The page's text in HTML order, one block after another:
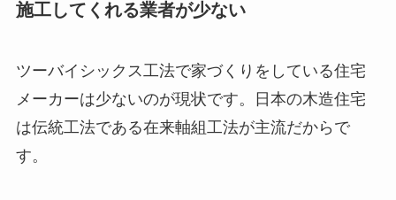
施工してくれる業者が少ない
ツーバイシックス工法で家づくりをしている住宅
メーカーは少ないのが現状です。日本の木造住宅
は伝統工法である在来軸組工法が主流だからで
す。